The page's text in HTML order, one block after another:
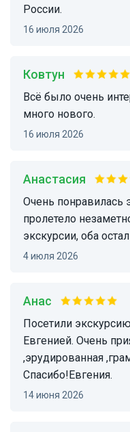
России.
16 июля 2026
Ковтун
Всё было очень интересно. Мы узнали и увидели
много нового.
16 июля 2026
Анастасия
Очень понравилась экскурсия с Евгенией. Время
пролетело
экскурсии, оба
4 июля 2026
Анас
Посетили экскурсию по Екатеринбургу с
Евгенией. Очень
,эрудированная
Спасибо!Евгения.
14 июня 2026